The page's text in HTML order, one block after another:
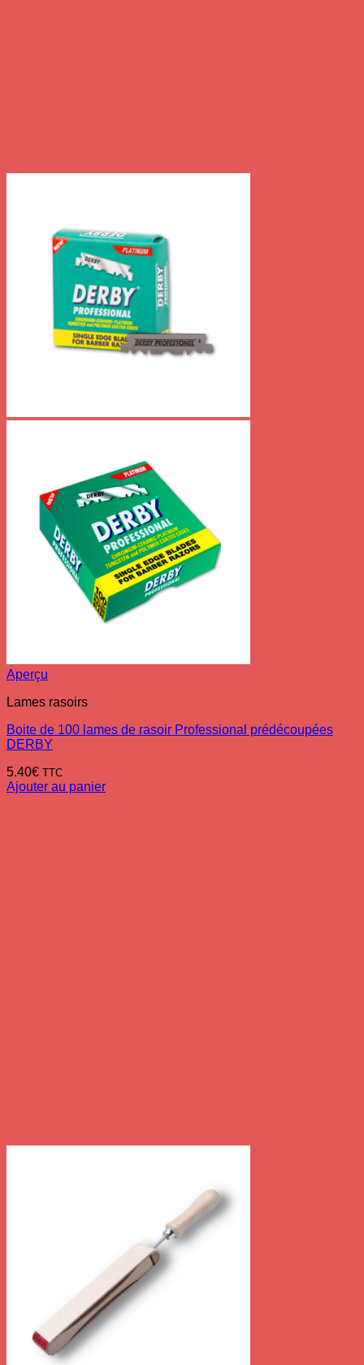
Aperçu
Lames rasoirs
Boite de 100 lames de rasoir Professional prédécoupées
DERBY
5.40€ TTC
Ajouter au panier